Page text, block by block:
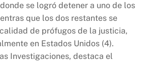
se logró detener a uno de los
que los dos restantes se
de prófugos de la justicia,
en Estados Unidos (4).
Investigaciones, destaca el